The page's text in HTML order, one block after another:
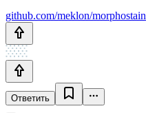
github.com/meklon/morphostain
Ответить